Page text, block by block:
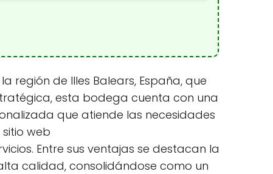
región de Illes Balears, España, que
esta bodega cuenta con una
que atiende las necesidades
web
Entre sus ventajas se destacan la
calidad, consolidándose como un